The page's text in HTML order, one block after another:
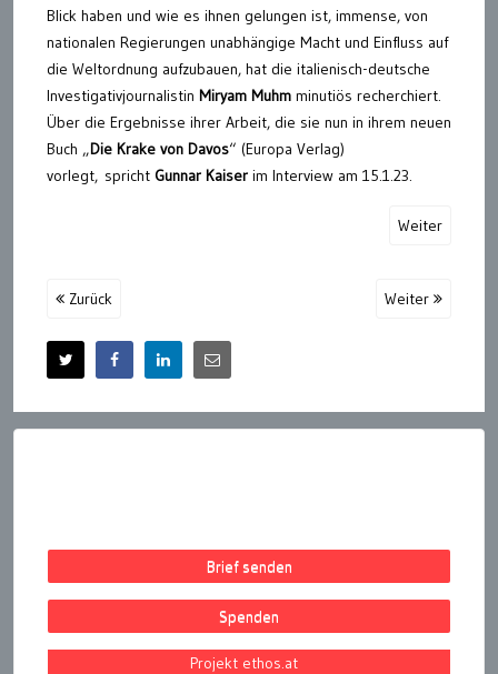
Blick haben und wie es ihnen gelungen ist, immense, von
nationalen Regierungen unabhängige Macht und Einfluss auf
die Weltordnung aufzubauen, hat die italienisch-deutsche
Investigativjournalistin Miryam Muhm minutiös recherchiert.
Über die Ergebnisse ihrer Arbeit, die sie nun in ihrem neuen
Buch „Die Krake von Davos“ (Europa Verlag)
vorlegt, spricht Gunnar Kaiser im Interview am 15.1.23.
Weiter
Zurück Weiter
Brief senden
Spenden
Projekt ethos.at